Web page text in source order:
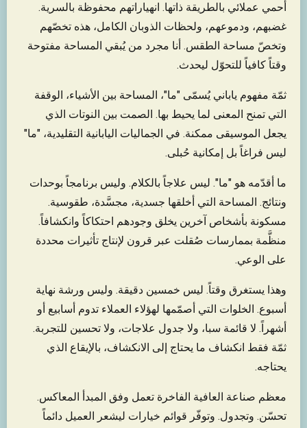
أحمي عملائي بالطريقة ذاتها. انهياراتهم محفوظة بالسرية.
غضبهم، ودموعهم، ولحظات الذوبان الكامل، هذه تخصّهم
وتخصّ مساحة الطقس. أنا مجرد من يُبقي المساحة مفتوحة
وقتاً كافياً للتحوّل ليحدث.
ثمّة مفهوم ياباني يُسمّى "ما"، المساحة بين الأشياء، الوقفة
التي تمنح المعنى لما يحيط بها. الصمت بين النوتات الذي
يجعل الموسيقى ممكنة. في الجماليات اليابانية التقليدية، "ما"
ليس فراغاً بل إمكانية حُبلى.
ما أقدّمه هو "ما". ليس علاجاً بالكلام. وليس برنامجاً بوحدات
ونتائج. المساحة التي أخلقها جسدية، مجسَّدة، طقوسية.
مسكونة بأشخاص آخرين يخلق وجودهم احتكاكاً وانكشافاً.
منظَّمة بممارسات صُقلت عبر قرون لإنتاج تأثيرات محددة
على الوعي.
وهذا يستغرق وقتاً. ليس خمسين دقيقة. وليس ورشة نهاية
أسبوع. الخلوات التي أصمّمها لهؤلاء العملاء تدوم أسابيع أو
أشهراً. لا قائمة سبا، ولا جدول علاجات، ولا تحسين للتجربة.
ثمّة فقط انكشاف ما يحتاج إلى الانكشاف، بالإيقاع الذي
يحتاجه.
معظم صناعة العافية الفاخرة تعمل وفق المبدأ المعاكس.
تحسّن. وتجدول. وتوفّر قوائم خيارات ليشعر العميل دائماً